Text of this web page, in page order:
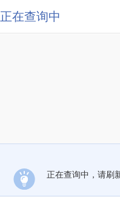
正在查询中
正在查询中，请刷